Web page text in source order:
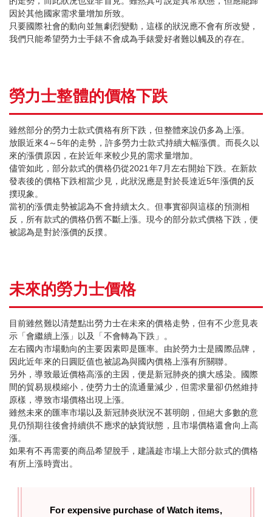
因於其他國家需求量增加所致。
只要國際社會的動向並無劇烈變動，這樣的狀況應不會有所改變，
我們只能希望勞力士手錶不會成為手錶愛好者難以觸及的存在。
勞力士整體的價格下跌
雖然部分的勞力士款式價格有所下跌，但整體來說仍多為上漲。
放眼近來4～5年的走勢，許多勞力士款式持續大幅漲價。而長久以
來的漲價原因，在於近年來較少見的需求量增加。
儘管如此，部分款式的價格仍從2021年7月左右開始下跌。在新款
發表後的價格下跌相當少見，此狀況應是對於長達近5年漲價的反
撲現象。
當初的漲價走勢被認為不會持續太久。但事實卻與這樣的預測相
反，所有款式的價格仍舊不斷上漲。現今的部分款式價格下跌，便
被認為是對於漲價的反撲。
未來的勞力士價格
目前雖然難以清楚點出勞力士在未來的價格走勢，但有不少意見表
示「會繼續上漲」以及「不會轉為下跌」。
左右國內市場動向的主要因素即是匯率。由於勞力士是國際品牌，
因此近年來的日圓貶值也被認為與國內價格上漲有所關聯。
另外，導致最近價格高漲的主因，便是新冠肺炎的擴大感染。國際
間的貿易規模縮小，使勞力士的流通量減少，但需求量卻仍然維持
原樣，導致市場價格出現上漲。
雖然未來的匯率市場以及新冠肺炎狀況不甚明朗，但絕大多數的意
見仍預期往後會持續供不應求的缺貨狀態，且市場價格還會向上高
漲。
如果有不再需要的商品希望脫手，建議趁市場上大部分款式的價格
有所上漲時賣出。
For expensive purchase of Watch items,